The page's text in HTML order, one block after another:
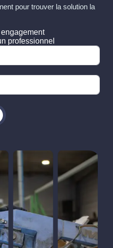
pour trouver la solution la
professionnel